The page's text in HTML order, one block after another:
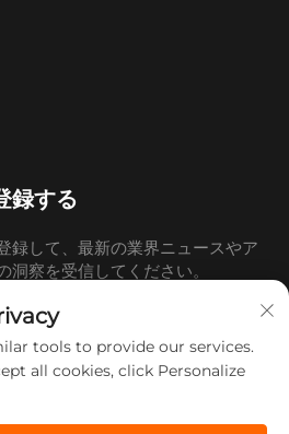
録する
録して、最新の業界ニュースやア
洞察を受信してください。
tools to provide our services.
all cookies, click Personalize